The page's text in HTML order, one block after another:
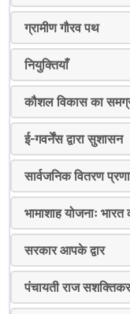
ग्रामीण गौरव पथ
नियुक्तियाँ
कौशल विकास का
ई-गवर्नेंस द्वारा सुशासन
सार्वजनिक वितरण
भामाशाह योजनाः भारत
सरकार आपके द्वार
पंचायती राज